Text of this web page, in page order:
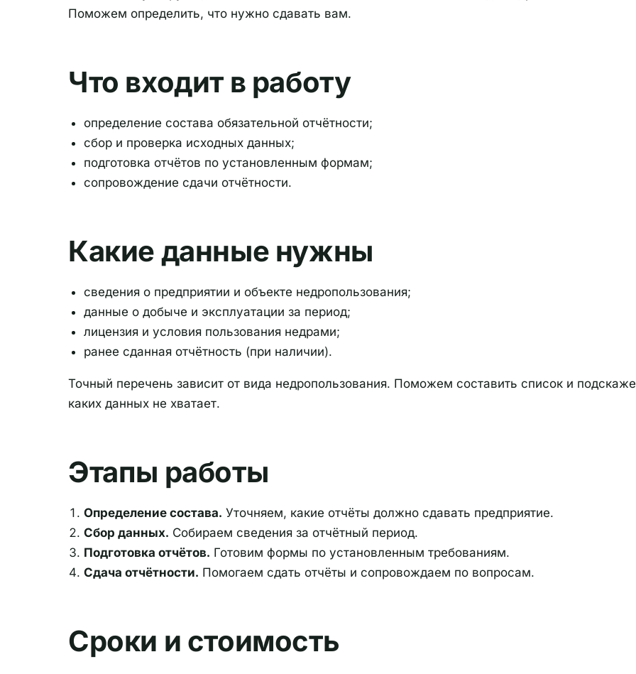
Поможем определить, что нужно сдавать вам.
Что входит в работу
определение состава обязательной отчётности;
сбор и проверка исходных данных;
подготовка отчётов по установленным формам;
сопровождение сдачи отчётности.
Какие данные нужны
сведения о предприятии и объекте недропользования;
данные о добыче и эксплуатации за период;
лицензия и условия пользования недрами;
ранее сданная отчётность (при наличии).
Точный перечень зависит от вида недропользования. Поможем составить список и
каких данных не хватает.
Этапы работы
Определение состава. Уточняем, какие отчёты должно сдавать предприятие.
Сбор данных. Собираем сведения за отчётный период.
Подготовка отчётов. Готовим формы по установленным требованиям.
Сдача отчётности. Помогаем сдать отчёты и сопровождаем по вопросам.
Сроки и стоимость